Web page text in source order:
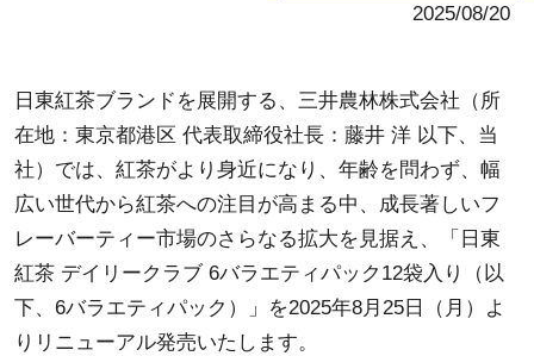
2025/08/20
日東紅茶ブランドを展開する、三井農林株式会社（所
在地：東京都港区 代表取締役社長：藤井 洋 以下、当
社）では、紅茶がより身近になり、年齢を問わず、幅
広い世代から紅茶への注目が高まる中、成長著しいフ
レーバーティー市場のさらなる拡大を見据え、「日東
紅茶 デイリークラブ 6バラエティパック12袋入り（以
下、6バラエティパック）」を2025年8月25日（月）よ
りリニューアル発売いたします。